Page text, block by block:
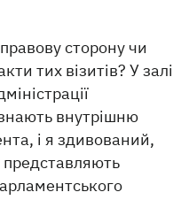
сторону чи
тих візитів? У залі
внутрішню
і я здивований,